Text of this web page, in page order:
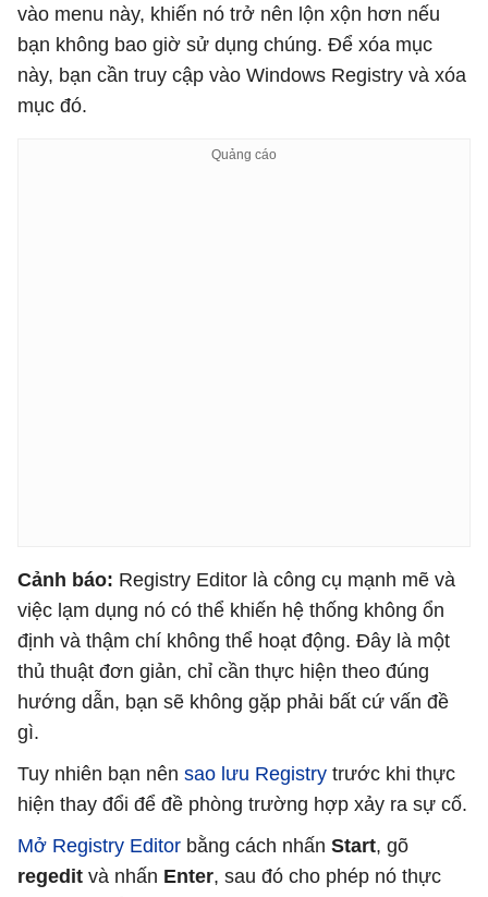
vào menu này, khiến nó trở nên lộn xộn hơn nếu
bạn không bao giờ sử dụng chúng. Để xóa mục
này, bạn cần truy cập vào Windows Registry và xóa
mục đó.
Cảnh báo: Registry Editor là công cụ mạnh mẽ và
việc lạm dụng nó có thể khiến hệ thống không ổn
định và thậm chí không thể hoạt động. Đây là một
thủ thuật đơn giản, chỉ cần thực hiện theo đúng
hướng dẫn, bạn sẽ không gặp phải bất cứ vấn đề
gì.
Tuy nhiên bạn nên sao lưu Registry trước khi thực
hiện thay đổi để đề phòng trường hợp xảy ra sự cố.
Mở Registry Editor bằng cách nhấn Start, gõ
regedit và nhấn Enter, sau đó cho phép nó thực